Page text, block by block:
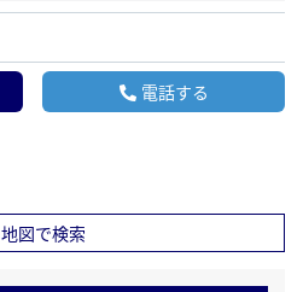
電話する
地図で検索